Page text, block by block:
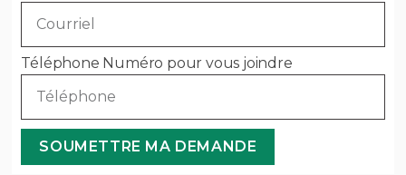
Téléphone Numéro pour vous joindre
SOUMETTRE MA DEMANDE